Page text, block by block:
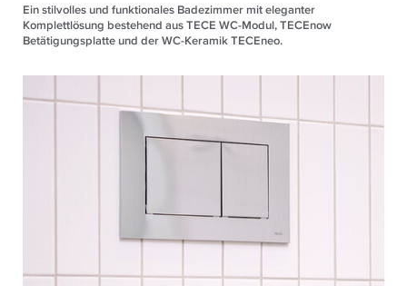
Ein stilvolles und funktionales Badezimmer mit eleganter
Komplettlösung bestehend aus TECE WC-Modul, TECEnow
Betätigungsplatte und der WC-Keramik TECEneo.